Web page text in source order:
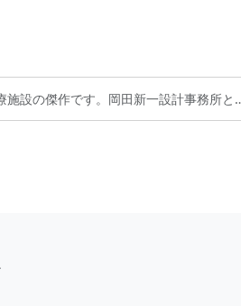
。岡田新一設計事務所と東大の建築学科による